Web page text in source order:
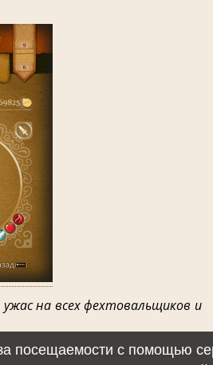
на всех фехтовальщиков и
посещаемости с помощью